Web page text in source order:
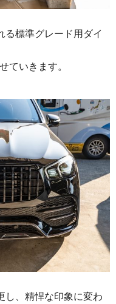
る標準グレード用ダイ
ていきます。
し、精悍な印象に変わ